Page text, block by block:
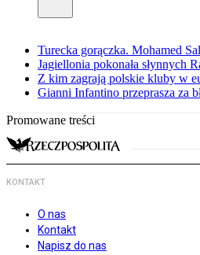
Turecka gorączka. Mohamed
Jagiellonia pokonała
Z kim zagrają polskie kluby w
Gianni Infantino przeprasza za
Promowane treści
KONTAKT
O nas
Kontakt
Napisz do nas